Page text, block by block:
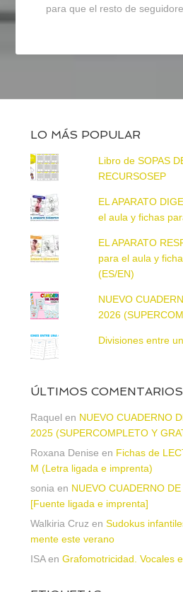
para que el resto de
LO MÁS POPULAR
Libro de SOPAS
RECURSOSEP
EL APARATO
el aula y fichas
EL APARATO
para el aula y
(ES/EN)
NUEVO
2026
Divisiones entre
ÚLTIMOS COMENTARIOS
Raquel en NUEVO CUADERNO
2025 (SUPERCOMPLETO Y
Roxana Denise en Fichas de
M (Letra ligada e imprenta)
sonia en NUEVO CUADERNO
[Fuente ligada e imprenta]
Walkiria Cruz en Sudokus
mente este verano
ISAen Grafomotricidad. Vocales